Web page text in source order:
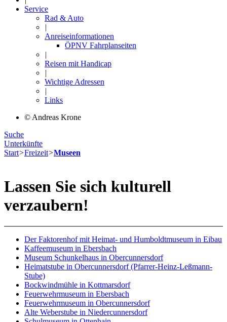
Service
Rad & Auto
|
Anreiseinformationen
ÖPNV Fahrplanseiten
|
Reisen mit Handicap
|
Wichtige Adressen
|
Links
© Andreas Krone
Suche
Unterkünfte
Start>Freizeit>Museen
Lassen Sie sich kulturell
verzaubern!
Der Faktorenhof mit Heimat- und Humboldtmuseum in Eibau
Kaffeemuseum in Ebersbach
Museum Schunkelhaus in Obercunnersdorf
Heimatstube in Obercunnersdorf (Pfarrer-Heinz-Leßmann-
Stube‎‎)
Bockwindmühle in Kottmarsdorf
Feuerwehrmuseum in Ebersbach
Feuerwehrmuseum in Obercunnersdorf
Alte Weberstube in Niedercunnersdorf